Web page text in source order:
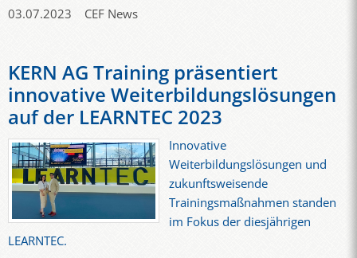
03.07.2023 CEF News
KERN AG Training präsentiert
innovative Weiterbildungslösungen
auf der LEARNTEC 2023
Innovative
Weiterbildungslösungen und
zukunftsweisende
Trainingsmaßnahmen standen
im Fokus der diesjährigen
LEARNTEC.